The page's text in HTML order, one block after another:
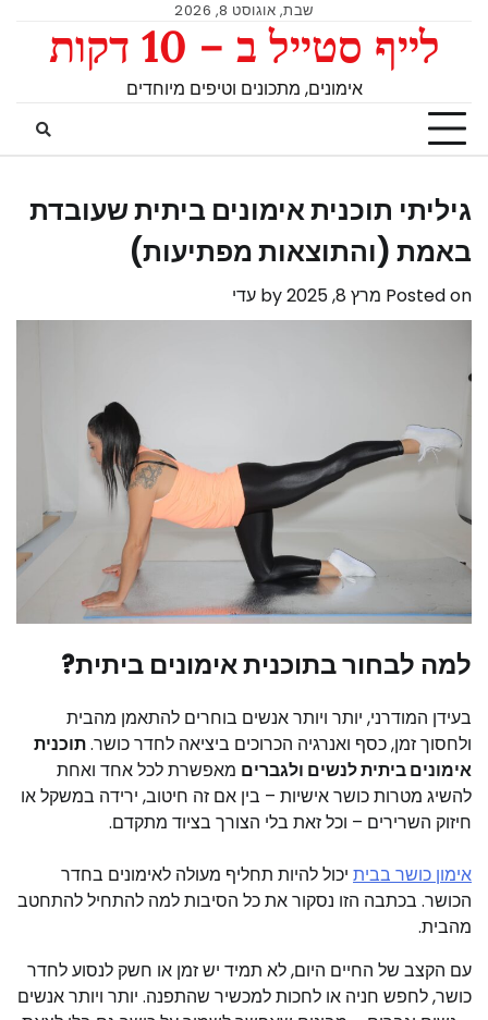
שבת, אוגוסט 8, 2026
לייף סטייל ב – 10 דקות
אימונים, מתכונים וטיפים מיוחדים
גיליתי תוכנית אימונים ביתית שעובדת
באמת (והתוצאות מפתיעות)
Posted on מרץ 8, 2025 עדי
למה לבחור בתוכנית אימונים ביתית?
בעידן המודרני, יותר ויותר אנשים בוחרים להתאמן מהבית
ולחסוך זמן, כסף ואנרגיה הכרוכים ביציאה לחדר כושר.תוכנית
אימונים ביתית לנשים ולגברים מאפשרת לכל אחד ואחת
להשיג מטרות כושר אישיות – בין אם זה חיטוב, ירידה במשקל או
חיזוק השרירים – וכל זאת בלי הצורך בציוד מתקדם.
אימון כושר בבית יכול להיות תחליף מעולה לאימונים בחדר
הכושר. בכתבה הזו נסקור את כל הסיבות למה להתחיל להתחטב
מהבית.
עם הקצב של החיים היום, לא תמיד יש זמן או חשק לנסוע לחדר
כושר, לחפש חניה או לחכות למכשיר שהתפנה. יותר ויותר אנשים